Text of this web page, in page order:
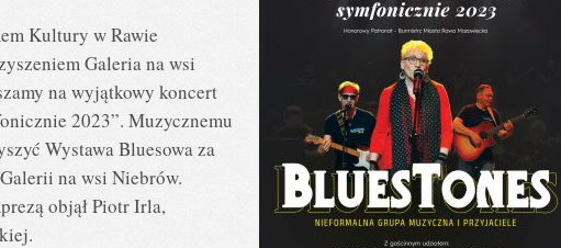
Kultury w Rawie
Galeria na wsi
na wyjątkowy koncert
2023”. Muzycznemu
Wystawa Bluesowa za
na wsi Niebrów.
objął Piotr Irla,